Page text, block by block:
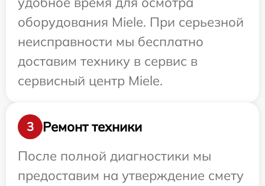
оборудования Miele. При серьезной
неисправности мы бесплатно
доставим технику в сервис в
сервисный центр Miele.
3
Ремонт техники
После полной диагностики мы
предоставим на утверждение смету